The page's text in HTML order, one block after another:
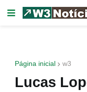
Página inicial w3
Lucas